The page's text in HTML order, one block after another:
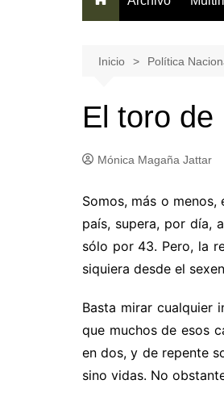
Inicio Política
El toro de
Mónica Magaña Jattar
Somos, más o
país, supera, por día,
sólo por 43. Pero, la
siquiera desde el
Basta mirar cualquier
que muchos de esos
en dos, y de repente
sino vidas. No